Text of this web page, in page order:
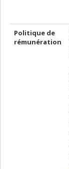
Politique de
rémunération